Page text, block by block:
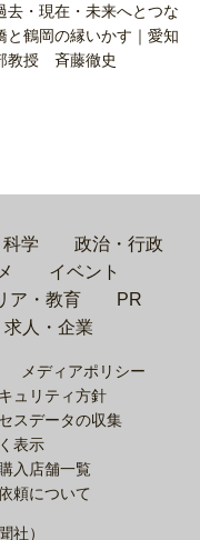
去・現在・未来へとつな
鶴岡の縁いかす｜愛知
教授 斉藤徹史
科学
政治・行政
イベント
ア・教育
PR
求人・企業
メディアポリシー
ュリティ方針
スデータの収集
表示
入店舗一覧
頼について
社）